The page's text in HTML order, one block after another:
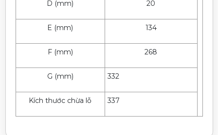
D (mm) 20
E (mm) 134
F (mm) 268
G (mm) 332
Kích thước chừa lỗ 337